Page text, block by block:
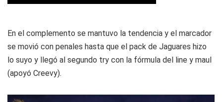
En el complemento se mantuvo la tendencia y el marcador
se movió con penales hasta que el pack de Jaguares hizo
lo suyo y llegó al segundo try con la fórmula del line y maul
(apoyó Creevy).